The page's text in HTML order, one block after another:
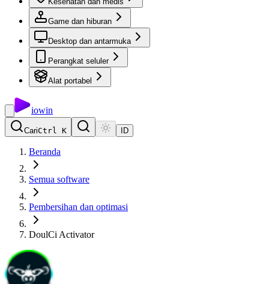
Game dan hiburan
Desktop dan antarmuka
Perangkat seluler
Alat portabel
iowin
CariCtrl K ID
Beranda
Semua software
Pembersihan dan optimasi
DoulCi Activator